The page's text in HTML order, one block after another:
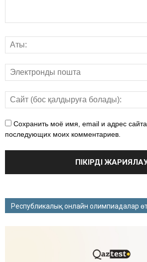
Сохранить моё имя, email и адрес
последующих моих комментариев.
Республикалық онлайн олимпиадалар